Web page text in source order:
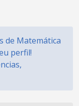
de Matemática
perfil!